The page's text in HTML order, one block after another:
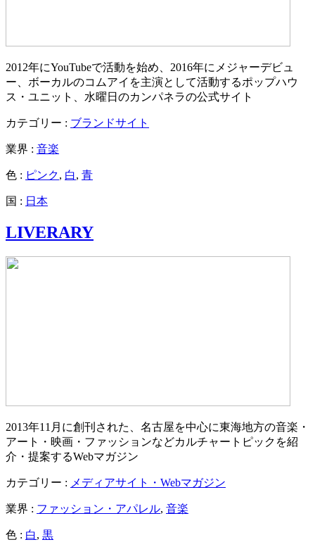
2012年にYouTubeで活動を始め、2016年にメジャーデビュ
ー、ボーカルのコムアイを主演として活動するポップハウ
ス・ユニット、水曜日のカンパネラの公式サイト
カテゴリー : ブランドサイト
業界 : 音楽
色 : ピンク, 白, 青
国 : 日本
LIVERARY
2013年11月に創刊された、名古屋を中心に東海地方の音楽・
アート・映画・ファッションなどカルチャートピックを紹
介・提案するWebマガジン
カテゴリー : メディアサイト・Webマガジン
業界 : ファッション・アパレル, 音楽
色 : 白, 黒